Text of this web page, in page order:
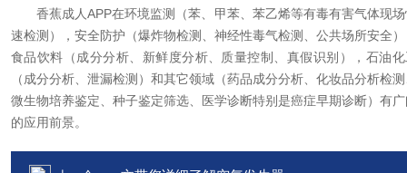
香蕉成人APP在环境监测（苯、甲苯、苯乙烯等有毒有害气体现场
速检测），安全防护（爆炸物检测、神经性毒气检测、公共场所安全
食品饮料（成分分析、新鲜度分析、质量控制、真假识别），石油
（成分分析、泄漏检测）和其它领域（药品成分分析、化妆品分析检
微生物培养鉴定、种子鉴定筛选、医学诊断特别是癌症早期诊断）有
的应用前景。